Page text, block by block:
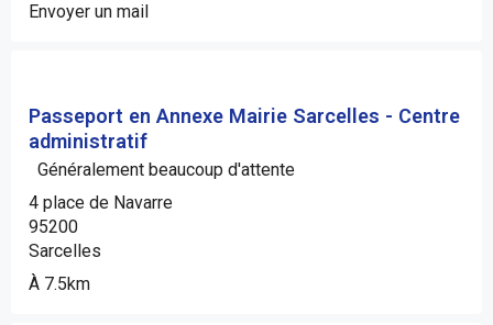
Envoyer un mail
Passeport en Annexe Mairie Sarcelles - Centre
administratif
Généralement beaucoup d'attente
4 place de Navarre
95200
Sarcelles
À 7.5km